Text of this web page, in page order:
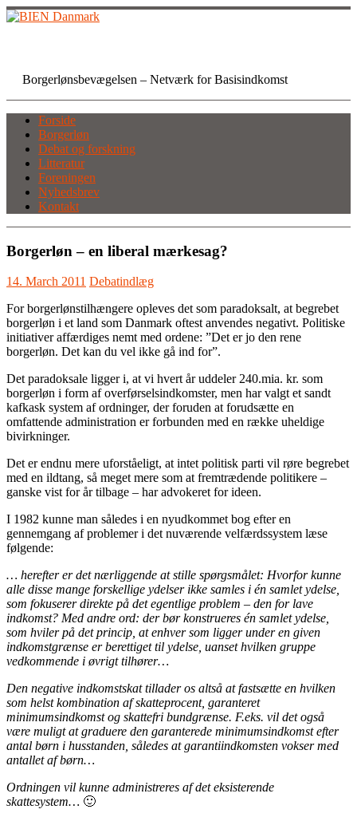
Skip
to
Borgerlønsbevægelsen – Netværk for Basisindkomst
Forside
Borgerløn
Debat og forskning
Litteratur
Foreningen
Nyhedsbrev
Kontakt
Borgerløn – en liberal mærkesag?
14. March 2011 Debatindlæg
For borgerlønstilhængere opleves det som paradoksalt, at begrebet
borgerløn i et land som Danmark oftest anvendes negativt. Politiske
initiativer affærdiges nemt med ordene: ”Det er jo den rene
borgerløn. Det kan du vel ikke gå ind for”.
Det paradoksale ligger i, at vi hvert år uddeler 240.mia. kr. som
borgerløn i form af overførselsindkomster, men har valgt et sandt
kafkask system af ordninger, der foruden at forudsætte en
omfattende administration er forbunden med en række uheldige
bivirkninger.
Det er endnu mere uforståeligt, at intet politisk parti vil røre begrebet
med en ildtang, så meget mere som at fremtrædende politikere –
ganske vist for år tilbage – har advokeret for ideen.
I 1982 kunne man således i en nyudkommet bog efter en
gennemgang af problemer i det nuværende velfærdssystem læse
følgende:
… herefter er det nærliggende at stille spørgsmålet: Hvorfor kunne
alle disse mange forskellige ydelser ikke samles i én samlet ydelse,
som fokuserer direkte på det egentlige problem – den for lave
indkomst? Med andre ord: der bør konstrueres én samlet ydelse,
som hviler på det princip, at enhver som ligger under en given
indkomstgrænse er berettiget til ydelse, uanset hvilken gruppe
vedkommende i øvrigt tilhører…
Den negative indkomstskat tillader os altså at fastsætte en hvilken
som helst kombination af skatteprocent, garanteret
minimumsindkomst og skattefri bundgrænse. F.eks. vil det også
være muligt at graduere den garanterede minimumsindkomst efter
antal børn i husstanden, således at garantiindkomsten vokser med
antallet af børn…
Ordningen vil kunne administreres af det eksisterende
skattesystem… 🙂